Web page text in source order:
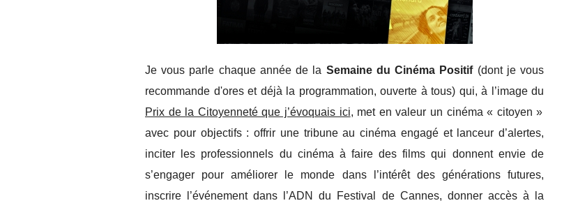
Je vous parle chaque année de la Semaine du Cinéma Positif (dont je vous
recommande d'ores et déjà la programmation, ouverte à tous) qui, à l’image du
Prix de la Citoyenneté que j’évoquais ici, met en valeur un cinéma « citoyen »
avec pour objectifs : offrir une tribune au cinéma engagé et lanceur d’alertes,
inciter les professionnels du cinéma à faire des films qui donnent envie de
s’engager pour améliorer le monde dans l’intérêt des générations futures,
inscrire l’événement dans l’ADN du Festival de Cannes, donner accès à la